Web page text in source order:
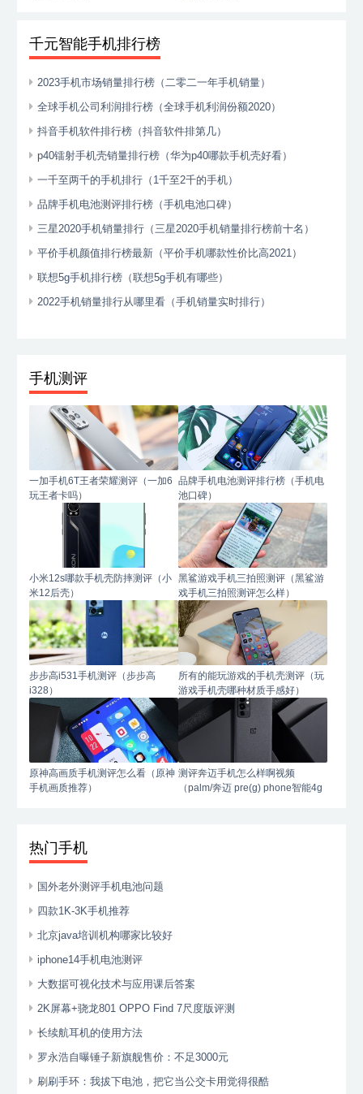
千元智能手机排行榜
2023手机市场销量排行榜（二零二一年手机销量）
全球手机公司利润排行榜（全球手机利润份额2020）
抖音手机软件排行榜（抖音软件排第几）
p40镭射手机壳销量排行榜（华为p40哪款手机壳好看）
一千至两千的手机排行（1千至2千的手机）
品牌手机电池测评排行榜（手机电池口碑）
三星2020手机销量排行（三星2020手机销量排行榜前十名）
平价手机颜值排行榜最新（平价手机哪款性价比高2021）
联想5g手机排行榜（联想5g手机有哪些）
2022手机销量排行从哪里看（手机销量实时排行）
手机测评
一加手机6T王者荣耀测评（一加6
玩王者卡吗）
品牌手机电池测评排行榜（手机电
池口碑）
小米12s哪款手机壳防摔测评（小
米12后壳）
黑鲨游戏手机三拍照测评（黑鲨游
戏手机三拍照测评怎么样）
步步高i531手机测评（步步高
i328）
所有的能玩游戏的手机壳测评（玩
游戏手机壳哪种材质手感好）
原神高画质手机测评怎么看（原神
手机画质推荐）
测评奔迈手机怎么样啊视频
（palm/奔迈 pre(g) phone智能4g
热门手机
国外老外测评手机电池问题
四款1K-3K手机推荐
北京java培训机构哪家比较好
iphone14手机电池测评
大数据可视化技术与应用课后答案
2K屏幕+骁龙801 OPPO Find 7尺度版评测
长续航耳机的使用方法
罗永浩自曝锤子新旗舰售价：不足3000元
刷刷手环：我拔下电池，把它当公交卡用觉得很酷